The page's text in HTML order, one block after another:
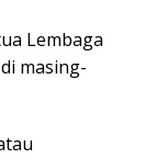
Lembaga
masing-